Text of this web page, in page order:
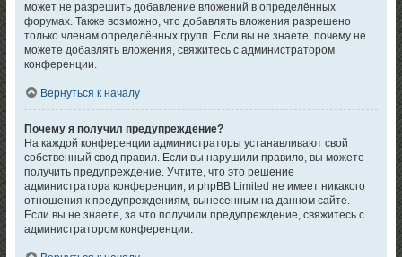
может не разрешить добавление вложений в определённых
форумах. Также возможно, что добавлять вложения разрешено
только членам определённых групп. Если вы не знаете, почему не
можете добавлять вложения, свяжитесь с администратором
конференции.
Вернуться к началу
Почему я получил предупреждение?
На каждой конференции администраторы устанавливают свой
собственный свод правил. Если вы нарушили правило, вы можете
получить предупреждение. Учтите, что это решение
администратора конференции, и phpBB Limited не имеет никакого
отношения к предупреждениям, вынесенным на данном сайте.
Если вы не знаете, за что получили предупреждение, свяжитесь с
администратором конференции.